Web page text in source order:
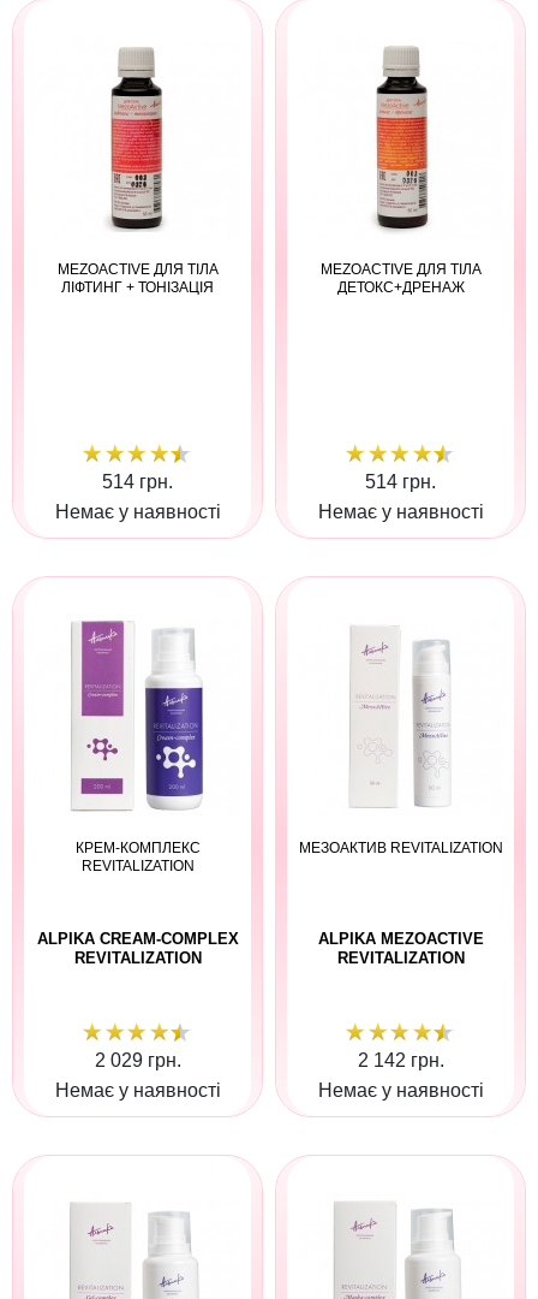
MEZOACTIVE ДЛЯ ТІЛА
ЛІФТИНГ + ТОНІЗАЦІЯ
514 грн.
Немає у наявності
MEZOACTIVE ДЛЯ ТІЛА
ДЕТОКС+ДРЕНАЖ
514 грн.
Немає у наявності
КРЕМ-КОМПЛЕКС
REVITALIZATION
ALPIKA CREAM-COMPLEX
REVITALIZATION
2 029 грн.
Немає у наявності
МЕЗОАКТИВ REVITALIZATION
ALPIKA MEZOACTIVE
REVITALIZATION
2 142 грн.
Немає у наявності